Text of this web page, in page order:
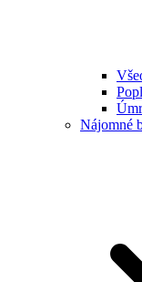
Nájomné